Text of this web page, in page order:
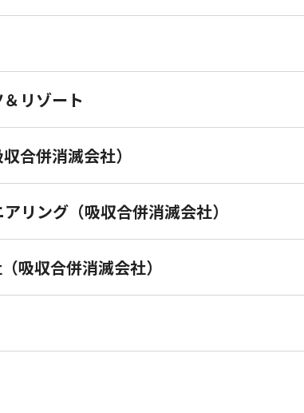
リゾート
合併消滅会社）
リング（吸収合併消滅会社）
吸収合併消滅会社）